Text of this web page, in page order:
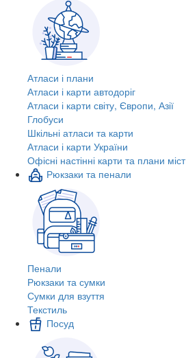
Атласи і плани
Атласи і карти автодоріг
Атласи і карти світу, Європи, Азії
Глобуси
Шкільні атласи та карти
Атласи і карти України
Офісні настінні карти та плани міст
Рюкзаки та пенали
Пенали
Рюкзаки та сумки
Сумки для взуття
Текстиль
Посуд